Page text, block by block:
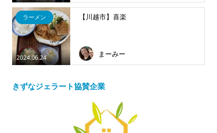
2024.06.24
ラーメン 【川越市】喜楽
まーみー
きずなジェラート協賛企業